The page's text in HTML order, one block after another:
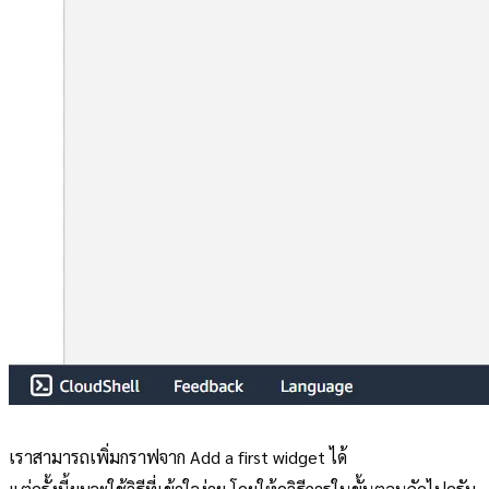
เราสามารถเพิ่มกราฟจาก Add a first widget ได้